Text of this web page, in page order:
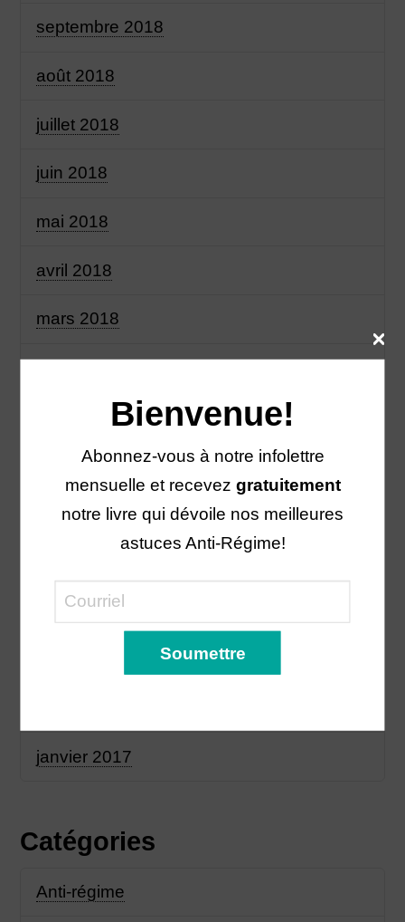
septembre 2018
août 2018
juillet 2018
juin 2018
mai 2018
avril 2018
mars 2018
janvier 2018
décembre 2017
novembre 2017
septembre 2017
janvier 2017
Catégories
Anti-régime
Bienvenue!
Abonnez-vous à notre infolettre
mensuelle et recevez gratuitement
notre livre qui dévoile nos meilleures
astuces Anti-Régime!